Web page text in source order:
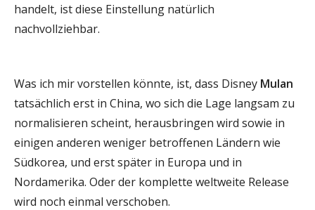
handelt, ist diese Einstellung natürlich
nachvollziehbar.
Was ich mir vorstellen könnte, ist, dass Disney Mulan
tatsächlich erst in China, wo sich die Lage langsam zu
normalisieren scheint, herausbringen wird sowie in
einigen anderen weniger betroffenen Ländern wie
Südkorea, und erst später in Europa und in
Nordamerika. Oder der komplette weltweite Release
wird noch einmal verschoben.